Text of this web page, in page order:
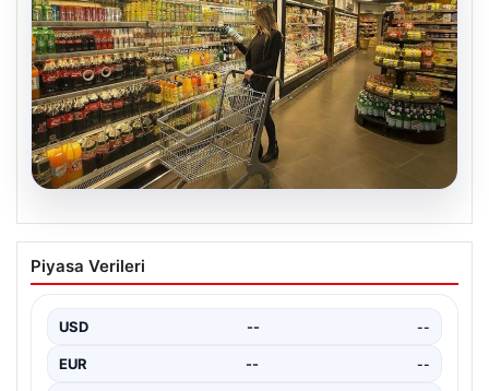
05.08.2026
Enflasyon verileri ne zaman
açıklanacak? 2026 TÜİK mart ayı
Piyasa Verileri
USD -- --
EUR -- --